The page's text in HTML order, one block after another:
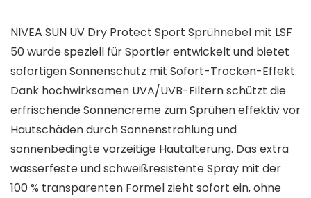
NIVEA SUN UV Dry Protect Sport Sprühnebel mit LSF
50 wurde speziell für Sportler entwickelt und bietet
sofortigen Sonnenschutz mit Sofort-Trocken-Effekt.
Dank hochwirksamen UVA/UVB-Filtern schützt die
erfrischende Sonnencreme zum Sprühen effektiv vor
Hautschäden durch Sonnenstrahlung und
sonnenbedingte vorzeitige Hautalterung. Das extra
wasserfeste und schweißresistente Spray mit der
100 % transparenten Formel zieht sofort ein, ohne